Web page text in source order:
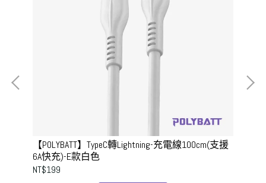
【POLYBATT】TypeC轉Lightning-充電線100cm(支援
6A快充)-E款白色
NT$199